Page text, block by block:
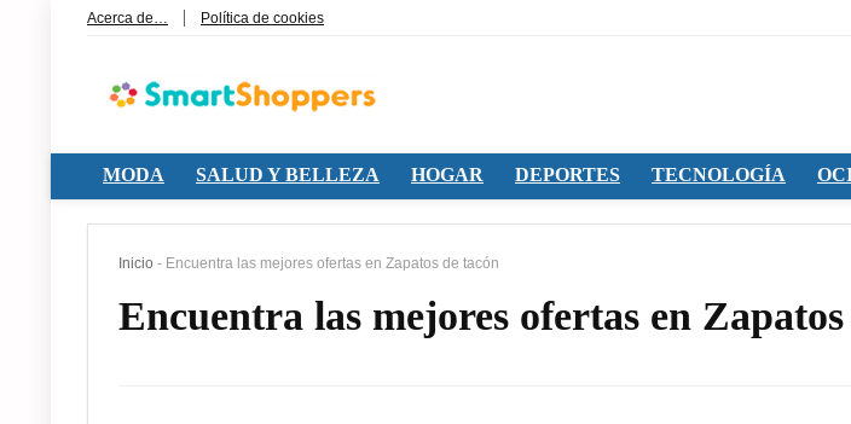
Acerca de… Política de cookies
MODA SALUD Y BELLEZA HOGAR DEPORTES TECNOLOGÍA
Inicio - Encuentra las mejores ofertas en Zapatos de tacón
Encuentra las mejores ofertas en